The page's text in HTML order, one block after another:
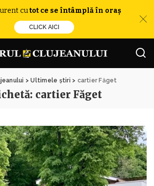
cutot ce se întâmplă în oraș
CLICK AICI
>Ultimele știri > cartier Făget
cartier Făget